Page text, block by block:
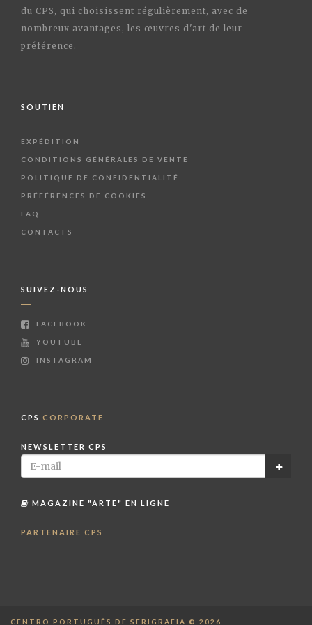
du CPS, qui choisissent régulièrement, avec de
nombreux avantages, les œuvres d'art de leur
préférence.
SOUTIEN
EXPÉDITION
CONDITIONS GÉNÉRALES DE VENTE
POLITIQUE DE CONFIDENTIALITÉ
PRÉFÉRENCES DE COOKIES
FAQ
CONTACTS
SUIVEZ-NOUS
FACEBOOK
YOUTUBE
INSTAGRAM
CPS CORPORATE
NEWSLETTER CPS
MAGAZINE "ARTE" EN LIGNE
PARTENAIRE CPS
CENTRO PORTUGUÊS DE SERIGRAFIA © 2026